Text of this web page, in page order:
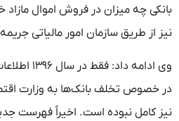
بانکی چه میزان در فروش اموال
نیز از طریق سازمان امور مالیاتی
وی ادامه
در خصوص تخلف بانک‌ها به وزارت
نیز کامل نبوده است. اخیراً فهرست